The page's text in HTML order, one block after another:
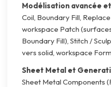
Modélisation avancée
Coil, Boundary Fill,
workspace Patch
Boundary Fill), Stitch /
vers solid, workspace
Sheet Metal et
Sheet Metal Components